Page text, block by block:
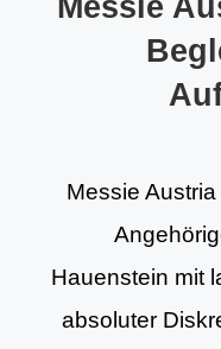
Messie
Messie
Hauenstein mit
absoluter